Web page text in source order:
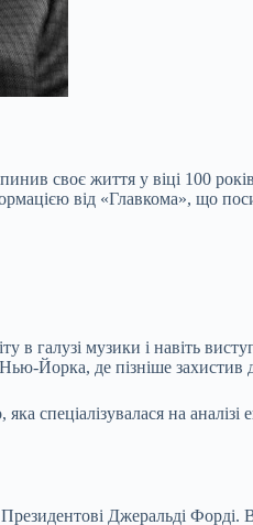
своє життя у віці 100
від «Главкома», що
галузі музики і навіть
Йорка, де пізніше захистив
на
Джеральді Форді.